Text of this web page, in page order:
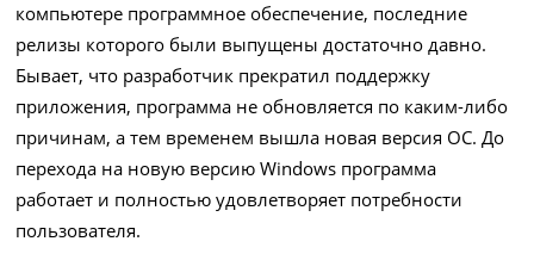
компьютере программное обеспечение, последние
релизы которого были выпущены достаточно давно.
Бывает, что разработчик прекратил поддержку
приложения, программа не обновляется по каким-либо
причинам, а тем временем вышла новая версия ОС. До
перехода на новую версию Windows программа
работает и полностью удовлетворяет потребности
пользователя.